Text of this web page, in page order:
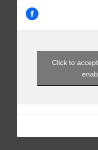
Click to